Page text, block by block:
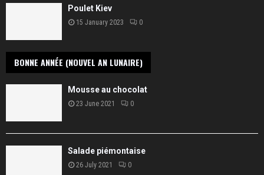
Poulet Kiev
15 January 2023 0
BONNE ANNÉE (NOUVEL AN LUNAIRE)
Mousse au chocolat
23 June 2021 0
Salade piémontaise
26 July 2021 0